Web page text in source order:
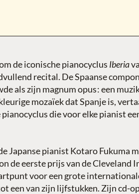
de iconische pianocyclus Iberia
recital. De Spaanse
als zijn magnum opus:een
mozaïek dat Spanje is,
die voor elke pianist
Japanse pianist Kotaro Fukuma
de eerste prijs van de Cleveland
voor een grote
een van zijn lijfstukken. Zijn cd-